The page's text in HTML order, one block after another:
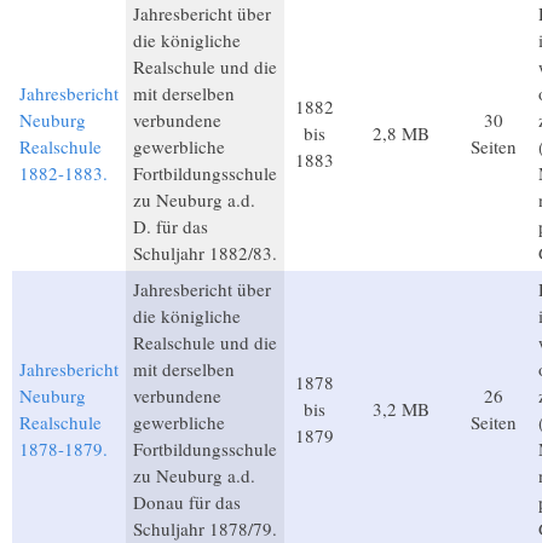
Jahresbericht
Neuburg
Realschule
1882-1883.
Jahresbericht über
die königliche
Realschule und die
mit derselben
verbundene
gewerbliche
Fortbildungsschule
zu Neuburg a.d.
D. für das
Schuljahr 1882/83.
1882
bis
1883
2,8 MB
30
Seiten
Jahresbericht
Neuburg
Realschule
1878-1879.
Jahresbericht über
die königliche
Realschule und die
mit derselben
verbundene
gewerbliche
Fortbildungsschule
zu Neuburg a.d.
Donau für das
Schuljahr 1878/79.
1878
bis
1879
3,2 MB
26
Seiten